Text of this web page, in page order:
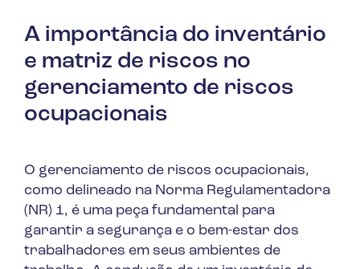
A importância do inventário
e matriz de riscos no
gerenciamento de riscos
ocupacionais
O gerenciamento de riscos ocupacionais,
como delineado na Norma Regulamentadora
(NR) 1, é uma peça fundamental para
garantir a segurança e o bem-estar dos
trabalhadores em seus ambientes de